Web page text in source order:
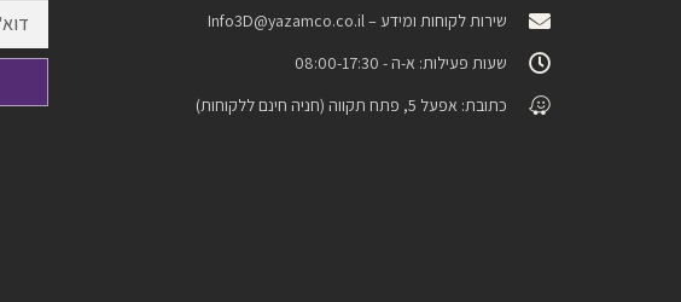
שירות לקוחות ומידע –Info3D@yazamco.co.il
שעות פעילות: א-ה - 08:00-17:30
כתובת: אפעל 5, פתח תקווה (חניה חינם ללקוחות)